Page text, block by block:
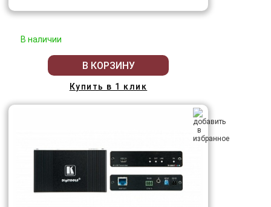
В наличии
В КОРЗИНУ
Купить в 1 клик